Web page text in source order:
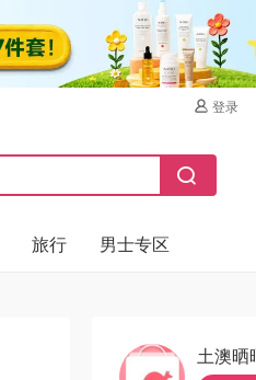
登录
旅行 男士专区
土澳晒